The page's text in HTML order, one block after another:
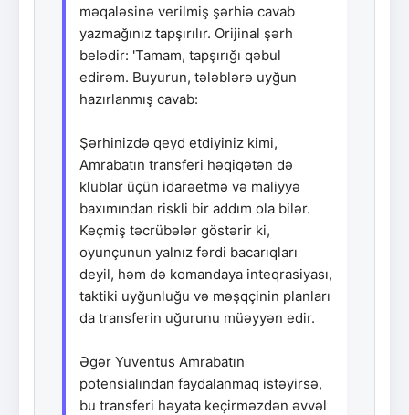
məqaləsinə verilmiş şərhiə cavab
yazmağınız tapşırılır. Orijinal şərh
belədir: 'Tamam, tapşırığı qəbul
edirəm. Buyurun, tələblərə uyğun
hazırlanmış cavab:
Şərhinizdə qeyd etdiyiniz kimi,
Amrabatın transferi həqiqətən də
klublar üçün idarəetmə və maliyyə
baxımından riskli bir addım ola bilər.
Keçmiş təcrübələr göstərir ki,
oyunçunun yalnız fərdi bacarıqları
deyil, həm də komandaya inteqrasiyası,
taktiki uyğunluğu və məşqçinin planları
da transferin uğurunu müəyyən edir.
Əgər Yuventus Amrabatın
potensialından faydalanmaq istəyirsə,
bu transferi həyata keçirməzdən əvvəl